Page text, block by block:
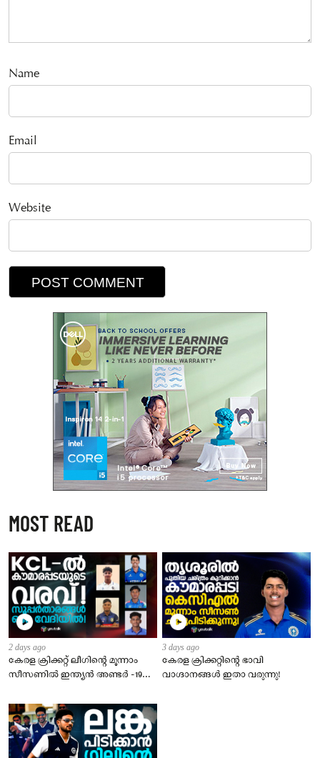
Name
Email
Website
MOST READ
2 days ago
കേരള ക്രിക്കറ്റ് ലീഗിൻ്റെ മൂന്നാം
സീസണിൽ ഇന്ത്യൻ അണ്ടർ -19
അണിനിരക്കുന്നു!
3 days ago
​കേരള ക്രിക്കറ്റിന്റെ ഭാവി
വാഗ്ദാനങ്ങൾ ഇതാ വരുന്നു!